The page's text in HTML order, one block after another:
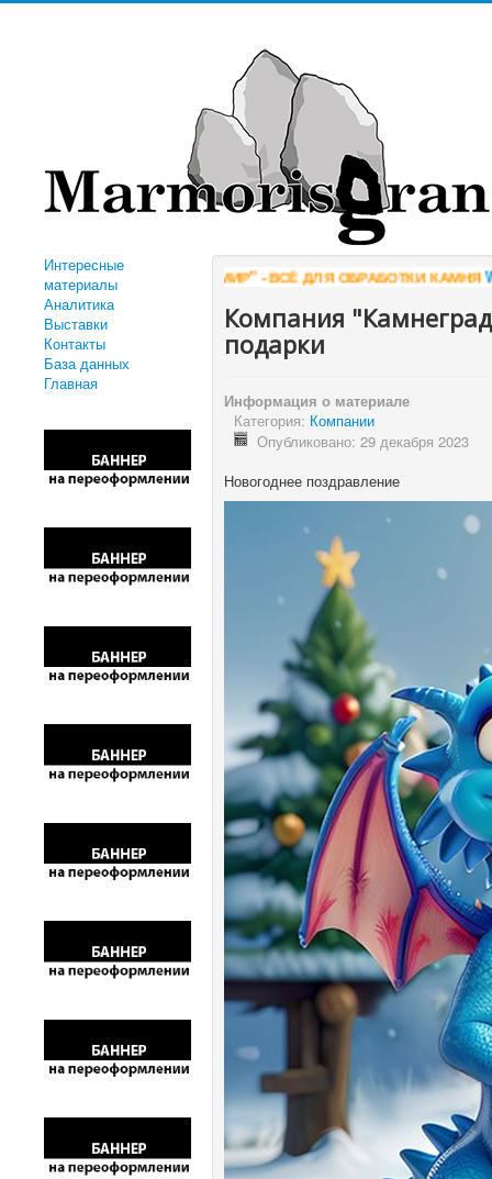
Интересные
материалы
Аналитика
Выставки
Контакты
База данных
Главная
"КОМПАНИЯ АЛМИР" - ВСЁ ДЛЯ ОБРАБОТКИ КАМНЯ
Компания
подарки
Информация о материале
Категория: Компании
Опубликовано: 29 декабря 2023
Новогоднее поздравление